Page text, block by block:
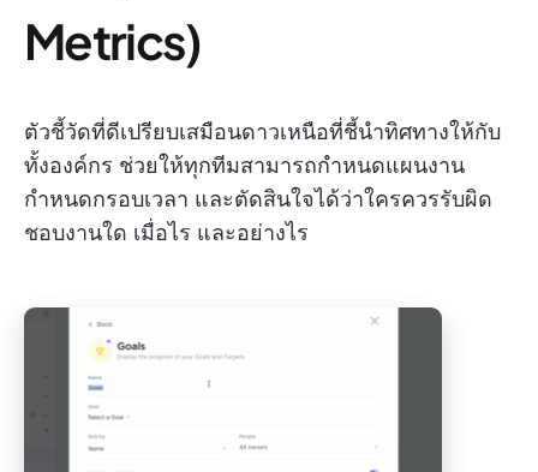
Metrics)
ตัวชี้วัดที่ดีเปรียบเสมือนดาวเหนือที่ชี้นำทิศทางให้กับ
ทั้งองค์กร ช่วยให้ทุกทีมสามารถกำหนดแผนงาน
กำหนดกรอบเวลา และตัดสินใจได้ว่าใครควรรับผิด
ชอบงานใด เมื่อไร และอย่างไร